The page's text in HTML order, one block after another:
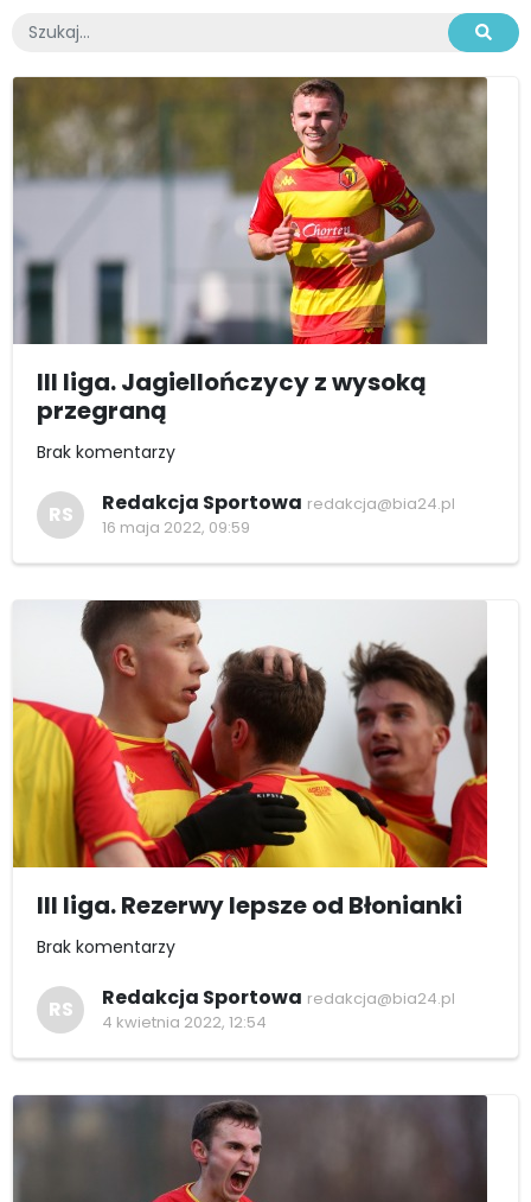
III liga. Jagiellończycy z wysoką
przegraną
Brak komentarzy
RS Redakcja Sportowa redakcja@bia24.pl
16 maja 2022, 09:59
III liga. Rezerwy lepsze od Błonianki
Brak komentarzy
RS Redakcja Sportowa redakcja@bia24.pl
4 kwietnia 2022, 12:54